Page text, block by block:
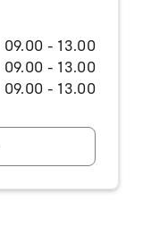
09.00 - 13.00
09.00 - 13.00
09.00 - 13.00